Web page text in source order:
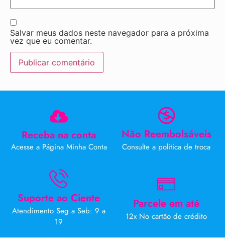
Salvar meus dados neste navegador para a próxima
vez que eu comentar.
Receba na conta
Acesse a Página Minha Conta
Não Reembolsáveis
Consulte a politica de troca
Suporte ao Ciente
Atendimento Seg a Seb: 9 a
19
Parcele em até
12x No cartão de crédito